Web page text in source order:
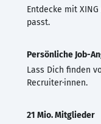
Entdecke mit
passt.
Persönliche Job-
Lass Dich finden
Recruiter·innen.
21 Mio. Mitglieder